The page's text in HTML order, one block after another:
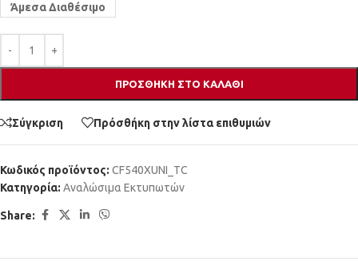
Άμεσα Διαθέσιμο
ΠΡΟΣΘΉΚΗ ΣΤΟ ΚΑΛΆΘΙ
Σύγκριση Πρόσθήκη στην λίστα επιθυμιών
Κωδικός προϊόντος: CF540XUNI_TC
Κατηγορία: Αναλώσιμα Εκτυπωτών
Share: